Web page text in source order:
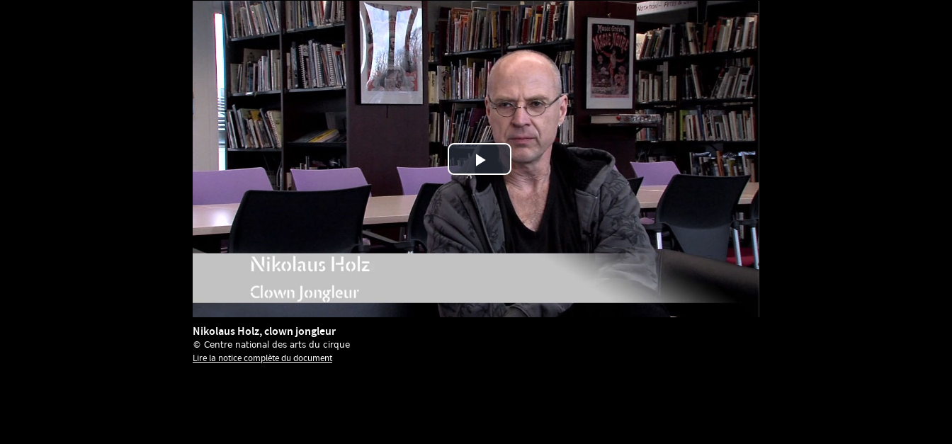
Jump to navigation
Play
Video
Nikolaus Holz, clown jongleur
© Centre national des arts du cirque
Lire la notice complète du document